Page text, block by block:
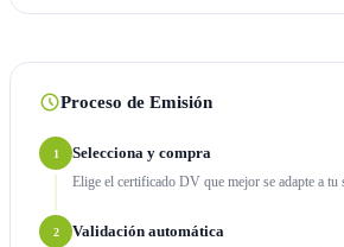
Proceso de Emisión
1
Selecciona y compra
Elige el certificado DV que mejor se adapte a tu
2
Validación automática